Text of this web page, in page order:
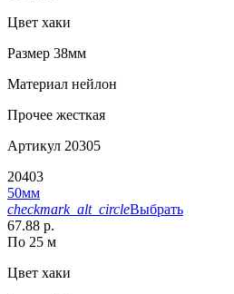
Цвет хаки
Размер 38мм
Материал нейлон
Прочее жесткая
Артикул 20305
20403
50мм
checkmark_alt_circleВыбрать
67.88 р.
По 25 м
Цвет хаки